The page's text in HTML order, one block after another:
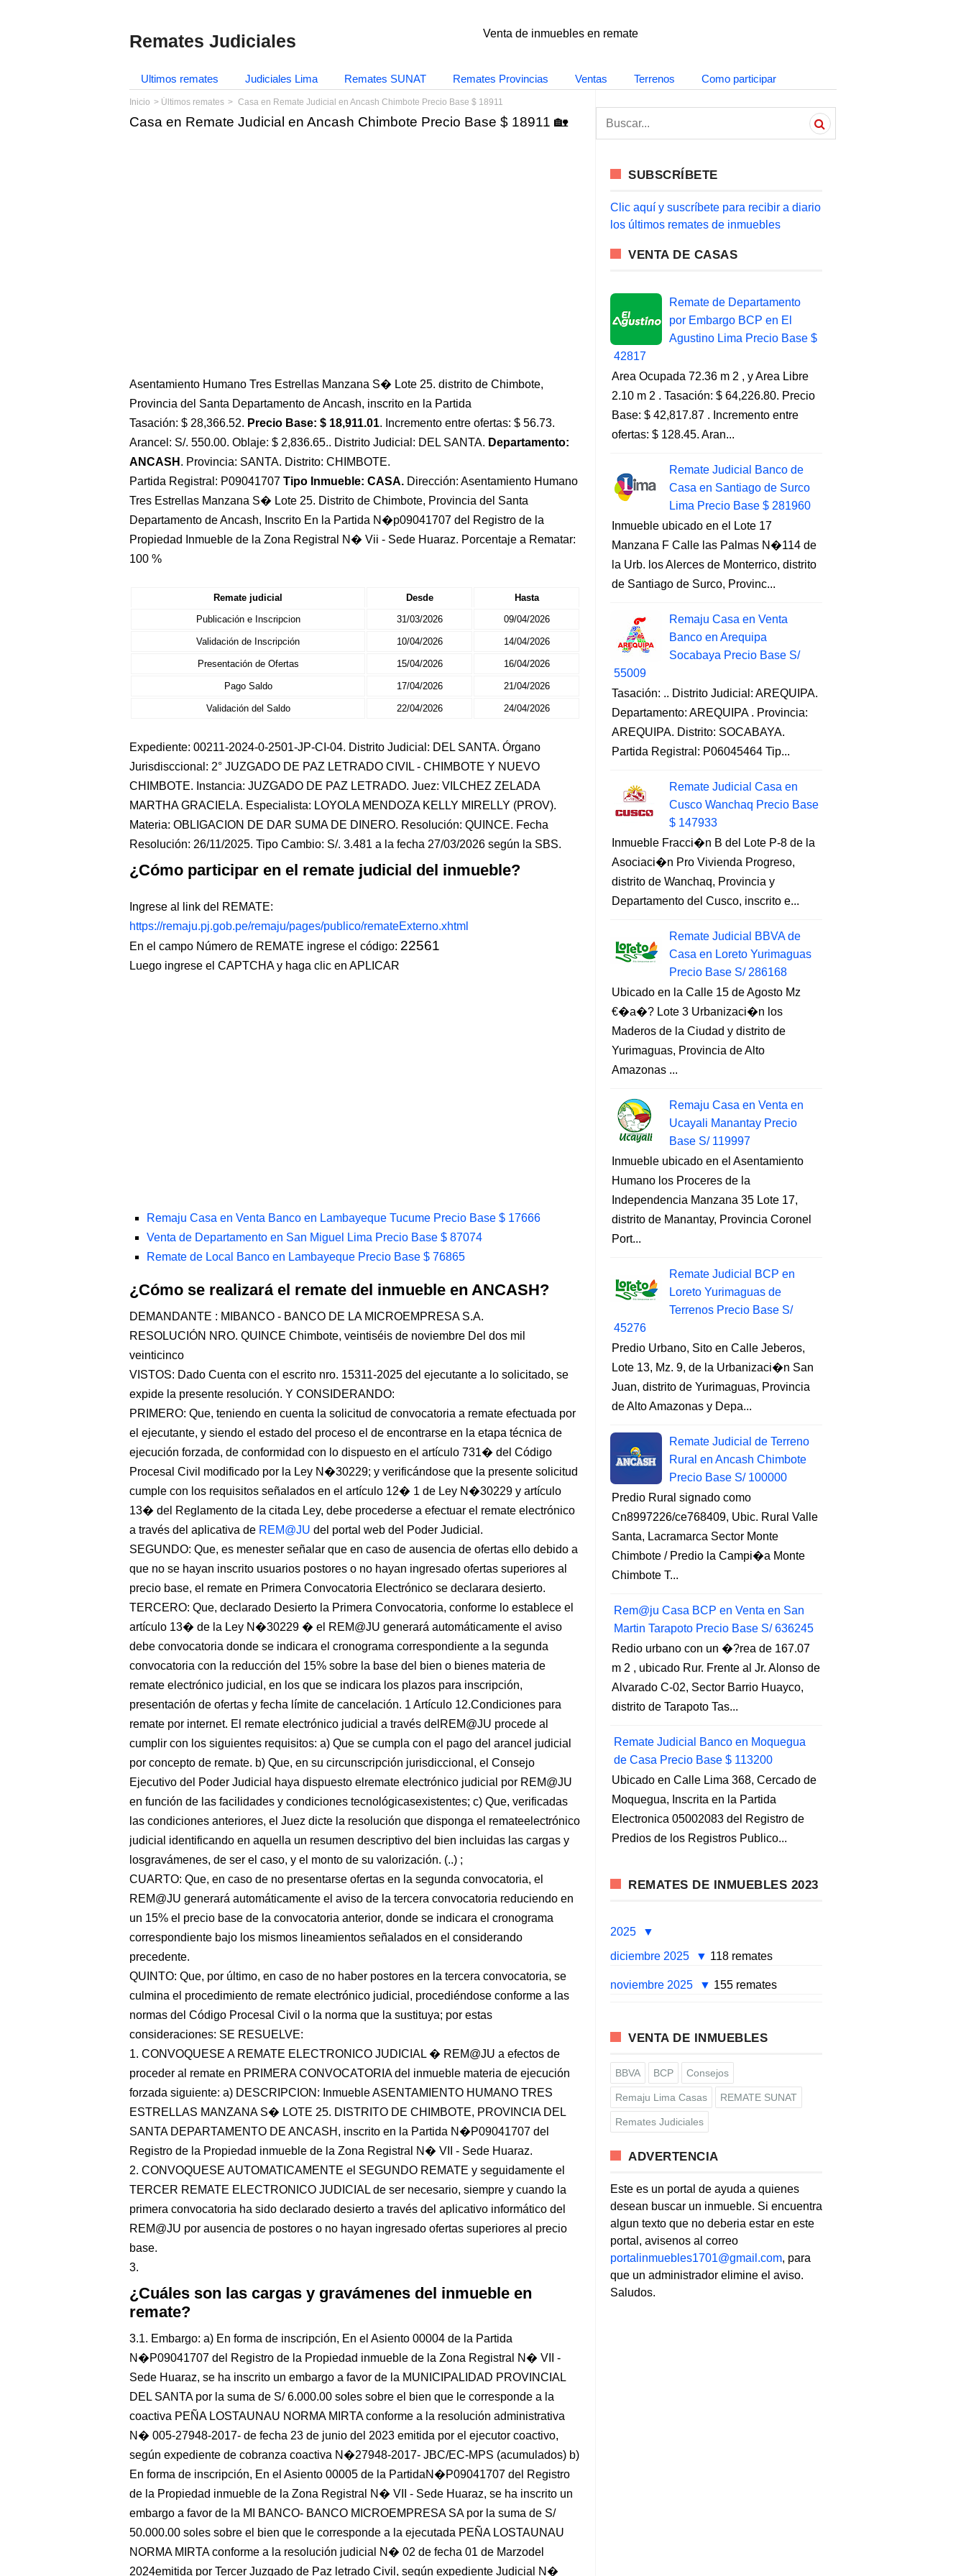
Remates Judiciales Venta de inmuebles en remate
Ultimos remates Judiciales Lima Remates SUNAT Remates Provincias Ventas Terrenos Como participar
Inicio Últimos remates Casa en Remate Judicial en Ancash Chimbote Precio Base $ 18911
Casa en Remate Judicial en Ancash Chimbote Precio Base $ 18911 🏡
Asentamiento Humano Tres Estrellas Manzana S� Lote 25. distrito de Chimbote,
Provincia del Santa Departamento de Ancash, inscrito en la Partida
Tasación: $ 28,366.52. Precio Base: $ 18,911.01. Incremento entre ofertas: $ 56.73.
Arancel: S/. 550.00. Oblaje: $ 2,836.65.. Distrito Judicial: DEL SANTA. Departamento:
ANCASH . Provincia: SANTA. Distrito: CHIMBOTE.
Partida Registral: P09041707 Tipo Inmueble: CASA. Dirección: Asentamiento Humano
Tres Estrellas Manzana S� Lote 25. Distrito de Chimbote, Provincia del Santa
Departamento de Ancash, Inscrito En la Partida N�p09041707 del Registro de la
Propiedad Inmueble de la Zona Registral N� Vii - Sede Huaraz. Porcentaje a Rematar:
100 %
Remate judicial Desde
Hasta
Publicación e Inscripcion
31/03/2026 09/04/2026
Validación de Inscripción 10/04/2026 14/04/2026
Presentación de Ofertas 15/04/2026 16/04/2026
Pago Saldo 17/04/2026 21/04/2026
Validación del Saldo 22/04/2026 24/04/2026
Expediente: 00211-2024-0-2501-JP-CI-04. Distrito Judicial: DEL SANTA. Órgano
Jurisdisccional: 2° JUZGADO DE PAZ LETRADO CIVIL - CHIMBOTE Y NUEVO
CHIMBOTE. Instancia: JUZGADO DE PAZ LETRADO. Juez: VILCHEZ ZELADA
MARTHA GRACIELA. Especialista: LOYOLA MENDOZA KELLY MIRELLY (PROV).
Materia: OBLIGACION DE DAR SUMA DE DINERO. Resolución: QUINCE. Fecha
Resolución: 26/11/2025. Tipo Cambio: S/. 3.481 a la fecha 27/03/2026 según la SBS.
¿Cómo participar en el remate judicial del inmueble?
Ingrese al link del REMATE:
https://remaju.pj.gob.pe/remaju/pages/publico/remateExterno.xhtml
En el campo Número de REMATE ingrese el código: 22561
Luego ingrese el CAPTCHA y haga clic en APLICAR
Remaju Casa en Venta Banco en Lambayeque Tucume Precio Base $ 17666
Venta de Departamento en San Miguel Lima Precio Base $ 87074
Remate de Local Banco en Lambayeque Precio Base $ 76865
¿Cómo se realizará el remate del inmueble en ANCASH?
DEMANDANTE : MIBANCO - BANCO DE LA MICROEMPRESA S.A.
RESOLUCIÓN NRO. QUINCE Chimbote, veintiséis de noviembre Del dos mil
veinticinco
VISTOS: Dado Cuenta con el escrito nro. 15311-2025 del ejecutante a lo solicitado, se
expide la presente resolución. Y CONSIDERANDO:
PRIMERO: Que, teniendo en cuenta la solicitud de convocatoria a remate efectuada por
el ejecutante, y siendo el estado del proceso el de encontrarse en la etapa técnica de
ejecución forzada, de conformidad con lo dispuesto en el artículo 731� del Código
Procesal Civil modificado por la Ley N�30229; y verificándose que la presente solicitud
cumple con los requisitos señalados en el artículo 12� 1 de Ley N�30229 y artículo
13� del Reglamento de la citada Ley, debe procederse a efectuar el remate electrónico
a través del aplicativa de REM@JU del portal web del Poder Judicial.
SEGUNDO: Que, es menester señalar que en caso de ausencia de ofertas ello debido a
que no se hayan inscrito usuarios postores o no hayan ingresado ofertas superiores al
precio base, el remate en Primera Convocatoria Electrónico se declarara desierto.
TERCERO: Que, declarado Desierto la Primera Convocatoria, conforme lo establece el
artículo 13� de la Ley N�30229 � el REM@JU generará automáticamente el aviso
debe convocatoria donde se indicara el cronograma correspondiente a la segunda
convocatoria con la reducción del 15% sobre la base del bien o bienes materia de
remate electrónico judicial, en los que se indicara los plazos para inscripción,
presentación de ofertas y fecha límite de cancelación. 1 Artículo 12.Condiciones para
remate por internet. El remate electrónico judicial a través delREM@JU procede al
cumplir con los siguientes requisitos: a) Que se cumpla con el pago del arancel judicial
por concepto de remate. b) Que, en su circunscripción jurisdiccional, el Consejo
Ejecutivo del Poder Judicial haya dispuesto elremate electrónico judicial por REM@JU
en función de las facilidades y condiciones tecnológicasexistentes; c) Que, verificadas
las condiciones anteriores, el Juez dicte la resolución que disponga el remateelectrónico
judicial identificando en aquella un resumen descriptivo del bien incluidas las cargas y
losgravámenes, de ser el caso, y el monto de su valorización. (..) ;
CUARTO: Que, en caso de no presentarse ofertas en la segunda convocatoria, el
REM@JU generará automáticamente el aviso de la tercera convocatoria reduciendo en
un 15% el precio base de la convocatoria anterior, donde se indicara el cronograma
correspondiente bajo los mismos lineamientos señalados en el considerando
precedente.
QUINTO: Que, por último, en caso de no haber postores en la tercera convocatoria, se
culmina el procedimiento de remate electrónico judicial, procediéndose conforme a las
normas del Código Procesal Civil o la norma que la sustituya; por estas
consideraciones: SE RESUELVE:
1. CONVOQUESE A REMATE ELECTRONICO JUDICIAL � REM@JU a efectos de
proceder al remate en PRIMERA CONVOCATORIA del inmueble materia de ejecución
forzada siguiente: a) DESCRIPCION: Inmueble ASENTAMIENTO HUMANO TRES
ESTRELLAS MANZANA S� LOTE 25. DISTRITO DE CHIMBOTE, PROVINCIA DEL
SANTA DEPARTAMENTO DE ANCASH, inscrito en la Partida N�P09041707 del
Registro de la Propiedad inmueble de la Zona Registral N� VII - Sede Huaraz.
2. CONVOQUESE AUTOMATICAMENTE el SEGUNDO REMATE y seguidamente el
TERCER REMATE ELECTRONICO JUDICIAL de ser necesario, siempre y cuando la
primera convocatoria ha sido declarado desierto a través del aplicativo informático del
REM@JU por ausencia de postores o no hayan ingresado ofertas superiores al precio
base.
3.
¿Cuáles son las cargas y gravámenes del inmueble en
remate?
3.1. Embargo: a) En forma de inscripción, En el Asiento 00004 de la Partida
N�P09041707 del Registro de la Propiedad inmueble de la Zona Registral N� VII -
Sede Huaraz, se ha inscrito un embargo a favor de la MUNICIPALIDAD PROVINCIAL
DEL SANTA por la suma de S/ 6.000.00 soles sobre el bien que le corresponde a la
coactiva PEÑA LOSTAUNAU NORMA MIRTA conforme a la resolución administrativa
N� 005-27948-2017- de fecha 23 de junio del 2023 emitida por el ejecutor coactivo,
según expediente de cobranza coactiva N�27948-2017- JBC/EC-MPS (acumulados) b)
En forma de inscripción, En el Asiento 00005 de la PartidaN�P09041707 del Registro
de la Propiedad inmueble de la Zona Registral N� VII - Sede Huaraz, se ha inscrito un
embargo a favor de la MI BANCO- BANCO MICROEMPRESA SA por la suma de S/
50.000.00 soles sobre el bien que le corresponde a la ejecutada PEÑA LOSTAUNAU
NORMA MIRTA conforme a la resolución judicial N� 02 de fecha 01 de Marzodel
2024emitida por Tercer Juzgado de Paz letrado Civil, según expediente Judicial N�
a
SUBSCRÍBETE
Clic aquí y suscríbete para recibir a diario
los últimos remates de inmuebles
VENTA DE CASAS
Remate de Departamento
por Embargo BCP en El
Agustino Lima Precio Base $
42817
Area Ocupada 72.36 m 2 , y Area Libre
2.10 m 2 . Tasación: $ 64,226.80. Precio
Base: $ 42,817.87 . Incremento entre
ofertas: $ 128.45. Aran...
Remate Judicial Banco de
Casa en Santiago de Surco
Lima Precio Base $ 281960
Inmueble ubicado en el Lote 17
Manzana F Calle las Palmas N�114 de
la Urb. los Alerces de Monterrico, distrito
de Santiago de Surco, Provinc...
Remaju Casa en Venta
Banco en Arequipa
Socabaya Precio Base S/
55009
Tasación: .. Distrito Judicial: AREQUIPA.
Departamento: AREQUIPA . Provincia:
AREQUIPA. Distrito: SOCABAYA.
Partida Registral: P06045464 Tip...
Remate Judicial Casa en
Cusco Wanchaq Precio Base
$ 147933
Inmueble Fracci�n B del Lote P-8 de la
Asociaci�n Pro Vivienda Progreso,
distrito de Wanchaq, Provincia y
Departamento del Cusco, inscrito e...
Remate Judicial BBVA de
Casa en Loreto Yurimaguas
Precio Base S/ 286168
Ubicado en la Calle 15 de Agosto Mz
€�a�? Lote 3 Urbanizaci�n los
Maderos de la Ciudad y distrito de
Yurimaguas, Provincia de Alto
Amazonas ...
Remaju Casa en Venta en
Ucayali Manantay Precio
Base S/ 119997
Inmueble ubicado en el Asentamiento
Humano los Proceres de la
Independencia Manzana 35 Lote 17,
distrito de Manantay, Provincia Coronel
Port...
Remate Judicial BCP en
Loreto Yurimaguas de
Terrenos Precio Base S/
45276
Predio Urbano, Sito en Calle Jeberos,
Lote 13, Mz. 9, de la Urbanizaci�n San
Juan, distrito de Yurimaguas, Provincia
de Alto Amazonas y Depa...
Remate Judicial de Terreno
Rural en Ancash Chimbote
Precio Base S/ 100000
Predio Rural signado como
Cn8997226/ce768409, Ubic. Rural Valle
Santa, Lacramarca Sector Monte
Chimbote / Predio la Campi�a Monte
Chimbote T...
Rem@ju Casa BCP en Venta en San
Martin Tarapoto Precio Base S/ 636245
Redio urbano con un �?rea de 167.07
m 2 , ubicado Rur. Frente al Jr. Alonso de
Alvarado C-02, Sector Barrio Huayco,
distrito de Tarapoto Tas...
Remate Judicial Banco en Moquegua
de Casa Precio Base $ 113200
Ubicado en Calle Lima 368, Cercado de
Moquegua, Inscrita en la Partida
Electronica 05002083 del Registro de
Predios de los Registros Publico...
REMATES DE INMUEBLES 2023
2025
diciembre 2025
118 remates
noviembre 2025 155 remates
VENTA DE INMUEBLES
BBVA BCP Consejos
Remaju Lima Casas REMATE SUNAT
Remates Judiciales
ADVERTENCIA
Este es un portal de ayuda a quienes
desean buscar un inmueble. Si encuentra
algun texto que no deberia estar en este
portal, avisenos al correo
portalinmuebles1701@gmail.com, para
que un administrador elimine el aviso.
Saludos.